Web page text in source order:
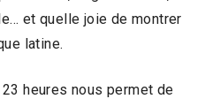
et quelle joie de montrer
latine.
heures nous permet de